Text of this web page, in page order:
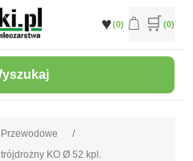
(0) (0)
/
KO Ø 52 kpl.